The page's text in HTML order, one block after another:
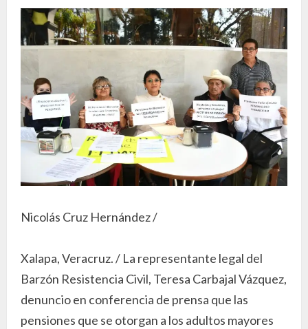
Nicolás Cruz Hernández /
Xalapa, Veracruz. / La representante legal del
Barzón Resistencia Civil, Teresa Carbajal Vázquez,
denuncio en conferencia de prensa que las
pensiones que se otorgan a los adultos mayores